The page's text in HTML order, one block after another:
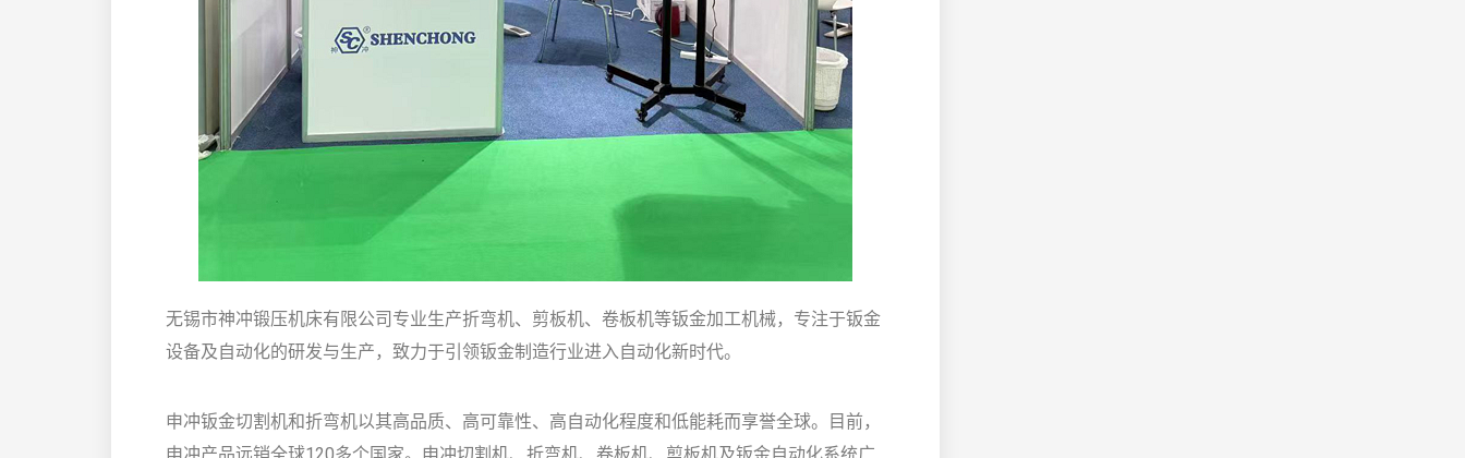
无锡市神冲锻压机床有限公司专业生产折弯机、剪板机、卷板机等钣金加工机械，专注于钣金
设备及自动化的研发与生产，致力于引领钣金制造行业进入自动化新时代。
申冲钣金切割机和折弯机以其高品质、高可靠性、高自动化程度和低能耗而享誉全球。目前，